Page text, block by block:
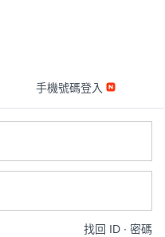
手機號碼登入
找回 ID ∙ 密碼